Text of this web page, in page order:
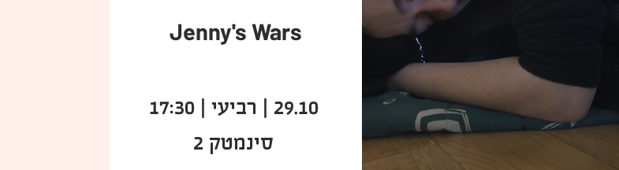
Jenny's Wars
29.10 | רביעי | 17:30
סינמטק 2